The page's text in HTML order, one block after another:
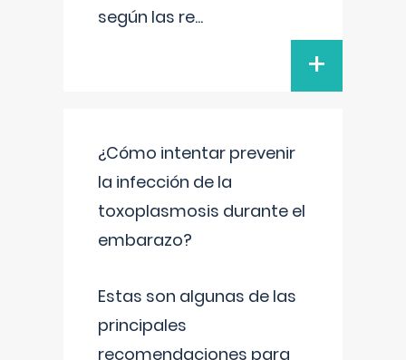
según las re...
+
¿Cómo intentar prevenir
la infección de la
toxoplasmosis durante el
embarazo?
Estas son algunas de las
principales
recomendaciones para